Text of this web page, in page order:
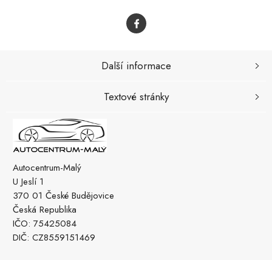
Autocentrum-Malý
U Jeslí 1
370 01 České Budějovice
Česká Republika
IČO: 75425084
DIČ: CZ8559151469
Další informace
Textové stránky